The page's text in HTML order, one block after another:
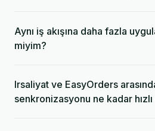
Aynı iş akışına daha fazla
miyim?
Irsaliyat ve EasyOrders
senkronizasyonu ne kadar